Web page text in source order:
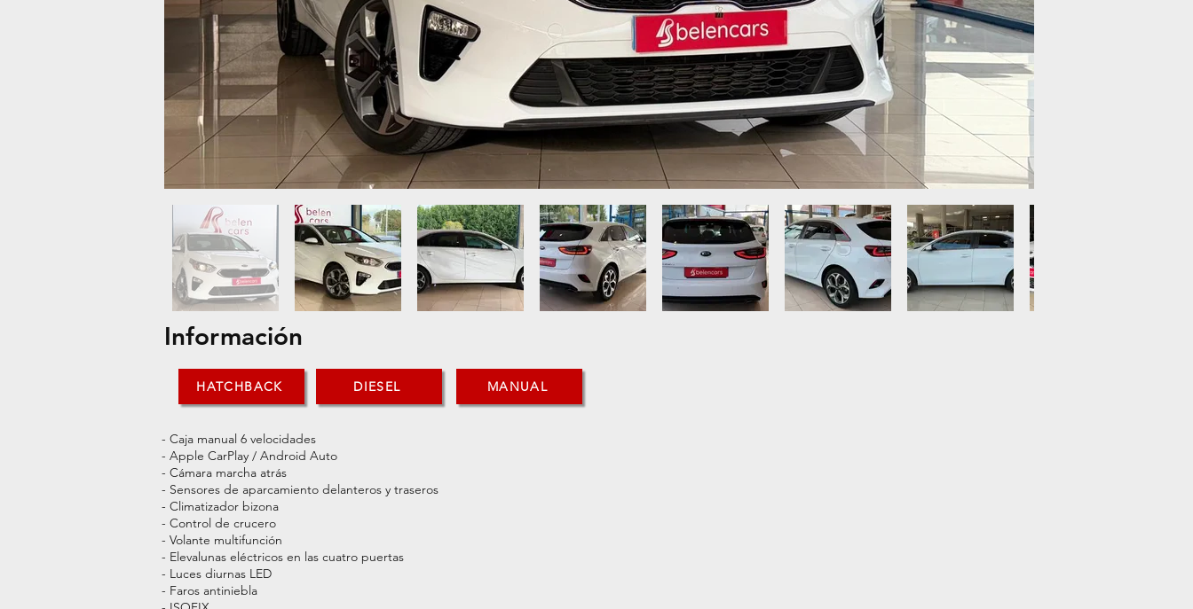
Información
HATCHBACK DIESEL MANUAL
- Caja manual 6 velocidades
- Apple CarPlay / Android Auto
- Cámara marcha atrás
- Sensores de aparcamiento delanteros y traseros
- Climatizador bizona
- Control de crucero
- Volante multifunción
- Elevalunas eléctricos en las cuatro puertas
- Luces diurnas LED
- Faros antiniebla